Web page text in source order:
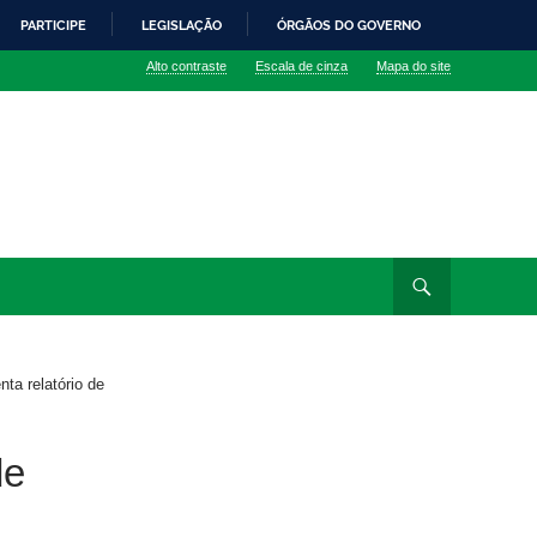
PARTICIPE LEGISLAÇÃO ÓRGÃOS DO GOVERNO
Alto contraste Escala de cinza Mapa do site
relatório de